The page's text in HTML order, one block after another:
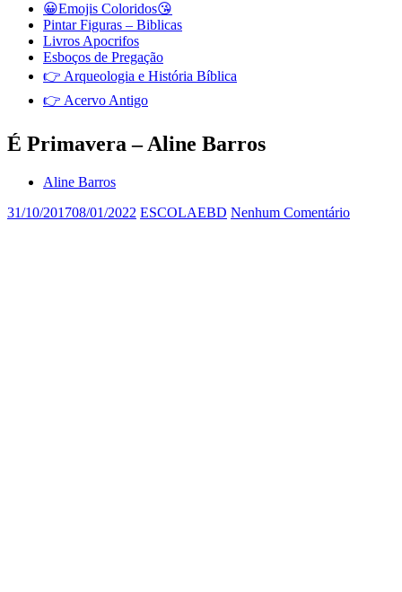
😀Emojis Coloridos😘
Pintar Figuras – Biblicas
Livros Apocrifos
Esboços de Pregação
👉 Arqueologia e História Bíblica
👉 Acervo Antigo
É Primavera – Aline Barros
Aline Barros
31/10/201708/01/2022 ESCOLAEBD Nenhum Comentário